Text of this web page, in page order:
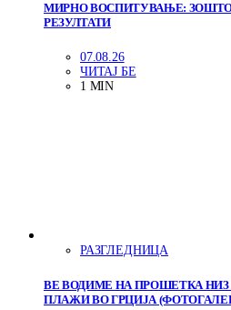
МИРНО ВОСПИТУВАЊЕ:
РЕЗУЛТАТИ
07.08.26
ЧИТАЈ БЕ
1 MIN
РАЗГЛЕДНИЦА
ВЕ ВОДИМЕ НА ПРОШЕТКА НИЗ
ПЛАЖИ ВО ГРЦИЈА